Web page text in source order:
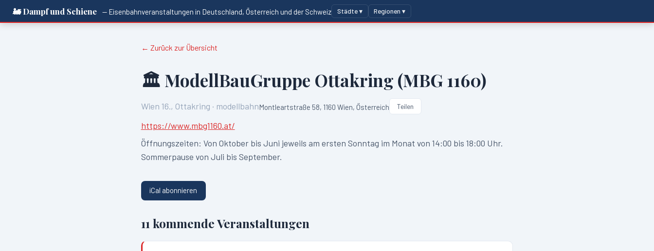
🚂 Dampf und Schiene — Eisenbahnveranstaltungen in Deutschland, Österreich und der Schweiz Städte ▾ Regionen ▾
← Zurück zur Übersicht
🏛️ ModellBauGruppe Ottakring (MBG 1160)
Wien 16., Ottakring · modellbahnMontleartstraße 58, 1160 Wien, Österreich Teilen
https://www.mbg1160.at/
Öffnungszeiten: Von Oktober bis Juni jeweils am ersten Sonntag im Monat von 14:00 bis 18:00 Uhr.
Sommerpause von Juli bis September.
iCal abonnieren
11 kommende Veranstaltungen